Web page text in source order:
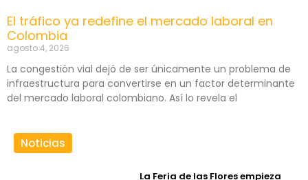
El tráfico ya redefine el mercado laboral en
Colombia
agosto 4, 2026
La congestión vial dejó de ser únicamente un problema de
infraestructura para convertirse en un factor determinante
del mercado laboral colombiano. Así lo revela el
Noticias
La Feria de las Flores empieza